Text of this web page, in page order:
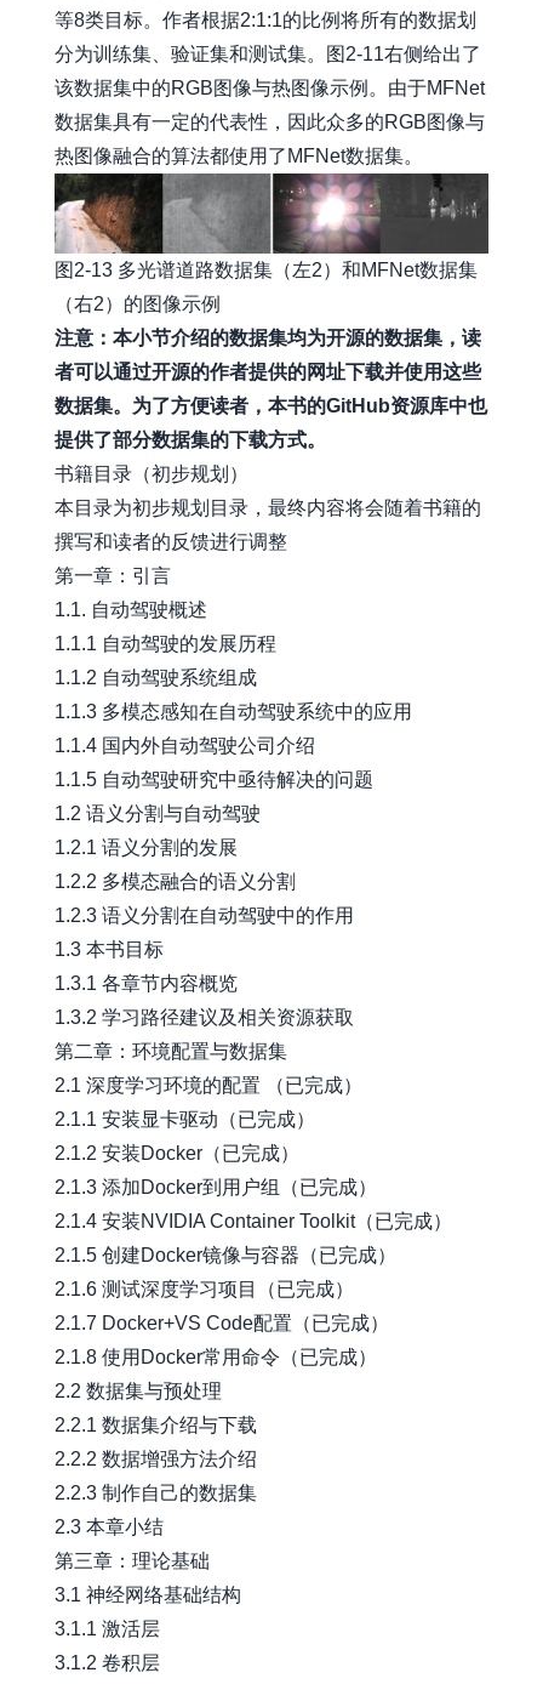
等8类目标。作者根据2:1:1的比例将所有的数据划
分为训练集、验证集和测试集。图2-11右侧给出了
该数据集中的RGB图像与热图像示例。由于MFNet
数据集具有一定的代表性，因此众多的RGB图像与
热图像融合的算法都使用了MFNet数据集。
图2-13 多光谱道路数据集（左2）和MFNet数据集
（右2）的图像示例
注意：本小节介绍的数据集均为开源的数据集，读
者可以通过开源的作者提供的网址下载并使用这些
数据集。为了方便读者，本书的GitHub资源库中也
提供了部分数据集的下载方式。
书籍目录（初步规划）
本目录为初步规划目录，最终内容将会随着书籍的
撰写和读者的反馈进行调整
第一章：引言
1.1. 自动驾驶概述
1.1.1 自动驾驶的发展历程
1.1.2 自动驾驶系统组成
1.1.3 多模态感知在自动驾驶系统中的应用
1.1.4 国内外自动驾驶公司介绍
1.1.5 自动驾驶研究中亟待解决的问题
1.2 语义分割与自动驾驶
1.2.1 语义分割的发展
1.2.2 多模态融合的语义分割
1.2.3 语义分割在自动驾驶中的作用
1.3 本书目标
1.3.1 各章节内容概览
1.3.2 学习路径建议及相关资源获取
第二章：环境配置与数据集
2.1 深度学习环境的配置 （已完成）
2.1.1 安装显卡驱动（已完成）
2.1.2 安装Docker（已完成）
2.1.3 添加Docker到用户组（已完成）
2.1.4 安装NVIDIA Container Toolkit（已完成）
2.1.5 创建Docker镜像与容器（已完成）
2.1.6 测试深度学习项目（已完成）
2.1.7 Docker+VS Code配置（已完成）
2.1.8 使用Docker常用命令（已完成）
2.2 数据集与预处理
2.2.1 数据集介绍与下载
2.2.2 数据增强方法介绍
2.2.3 制作自己的数据集
2.3 本章小结
第三章：理论基础
3.1 神经网络基础结构
3.1.1 激活层
3.1.2 卷积层